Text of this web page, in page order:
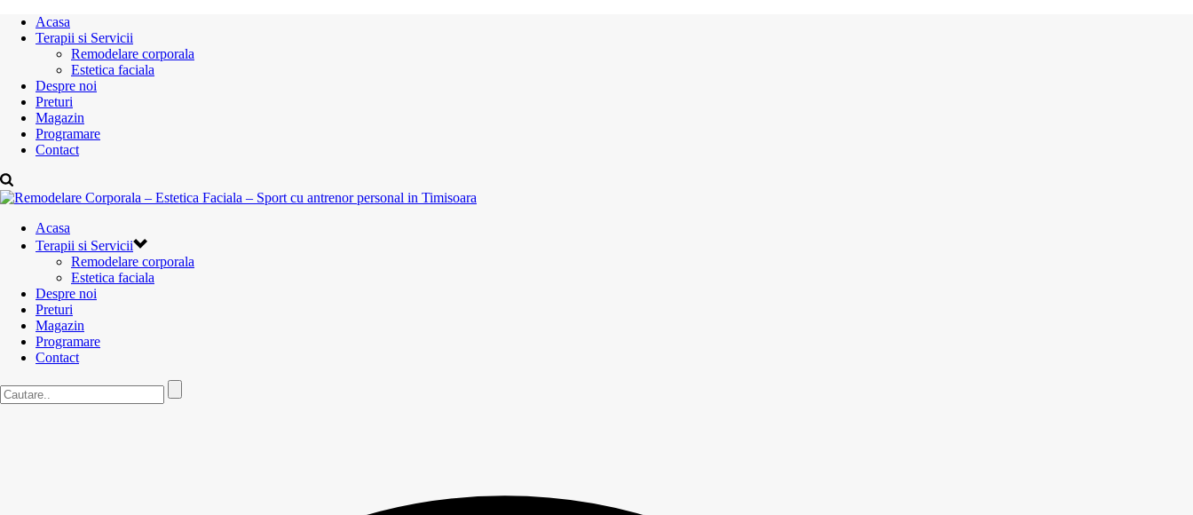
Acasa
Terapii si Servicii
Remodelare corporala
Estetica faciala
Despre noi
Preturi
Magazin
Programare
Contact
Acasa
Terapii si Servicii
Remodelare corporala
Estetica faciala
Despre noi
Preturi
Magazin
Programare
Contact